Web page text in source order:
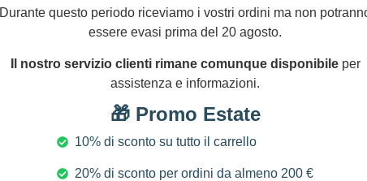
Pagamenti Sicuri
Transazioni protette al
Durante questo periodo riceviamo i vostri ordini ma non
essere evasi prima del 20 agosto.
Il nostro servizio clienti rimane comunque disponibileper
assistenza e informazioni.
🎁 Promo Estate
10% di sconto su tutto il carrello
20% di sconto per ordini da almeno 200 €